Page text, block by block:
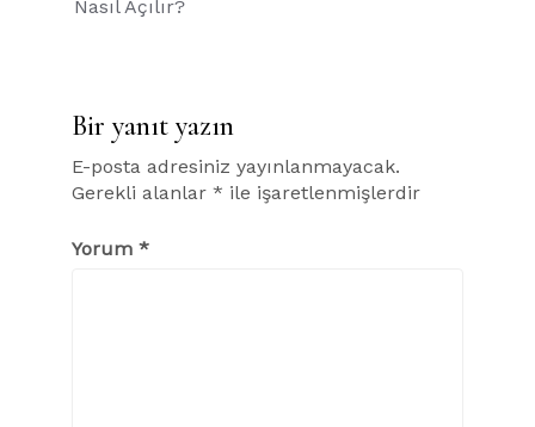
Nasıl Açılır?
Bir yanıt yazın
E-posta adresiniz yayınlanmayacak.
Gerekli alanlar * ile işaretlenmişlerdir
Yorum *